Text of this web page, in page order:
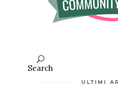
Search
ULTIMI